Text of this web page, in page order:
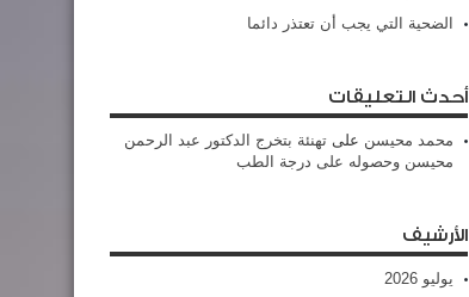
الضحية التي يجب أن تعتذر دائما
أحدث التعليقات
محمد محيسن على تهنئة بتخرج الدكتور عبد الرحمن
محيسن وحصوله على درجة الطب
الأرشيف
يوليو 2026